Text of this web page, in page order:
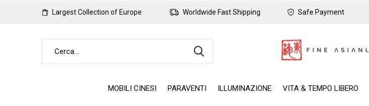
MOBILI CINESI PARAVENTI ILLUMINAZIONE VITA & TEMPO LIBERO
Largest Collection of Europe Worldwide Fast Shipping Safe Payment